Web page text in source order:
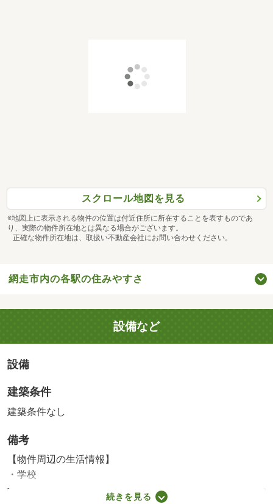
スクロール地図を見る
※地図上に表示される物件の位置は付近住所に所在することを表すものであ
り、実際の物件所在地とは異なる場合がございます。
正確な物件所在地は、取扱い不動産会社にお問い合わせください。
網走市内の各駅の住みやすさ
設備など
設備
建築条件
建築条件なし
備考
【物件周辺の生活情報】
・学校
網走市立呼人小学校（1,440m）、網走市立呼人中学校
続きを見る